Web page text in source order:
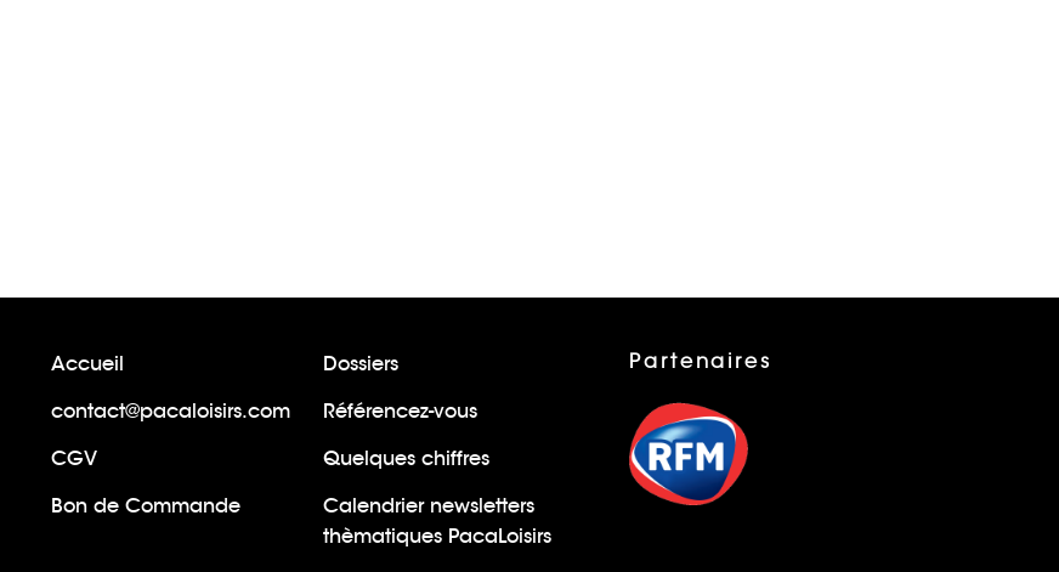
Accueil
Dossiers
contact@pacaloisirs.com
Référencez-vous
CGV
Quelques chiffres
Bon de Commande
Calendrier newsletters
thèmatiques PacaLoisirs
Partenaires